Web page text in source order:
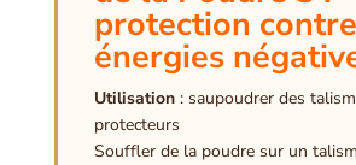
protection
énergies
Utilisation: saupoudrer des
protecteurs
Souffler de la poudre sur un